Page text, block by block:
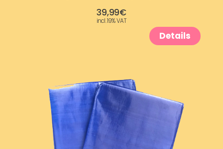
39,99€
incl. 19% VAT
Details